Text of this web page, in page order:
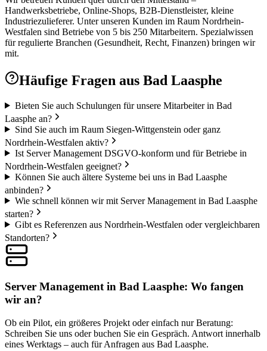
Handwerksbetriebe, Online-Shops, B2B-Dienstleister, kleine
Industriezulieferer. Unter unseren Kunden im Raum Nordrhein-
Westfalen sind Betriebe von 5 bis 250 Mitarbeitern. Spezialwissen
für regulierte Branchen (Gesundheit, Recht, Finanzen) bringen wir
mit.
Häufige Fragen aus Bad Laasphe
Bieten Sie auch Schulungen für unsere Mitarbeiter in Bad
Laasphe an?
Sind Sie auch im Raum Siegen-Wittgenstein oder ganz
Nordrhein-Westfalen aktiv?
Ist Server Management DSGVO-konform und für Betriebe in
Nordrhein-Westfalen geeignet?
Können Sie auch ältere Systeme bei uns in Bad Laasphe
anbinden?
Wie schnell können wir mit Server Management in Bad Laasphe
starten?
Gibt es Referenzen aus Nordrhein-Westfalen oder vergleichbaren
Standorten?
Server Management in Bad Laasphe: Wo fangen
wir an?
Ob ein Pilot, ein größeres Projekt oder einfach nur Beratung:
Schreiben Sie uns oder buchen Sie ein Gespräch. Antwort innerhalb
eines Werktags – auch für Anfragen aus Bad Laasphe.